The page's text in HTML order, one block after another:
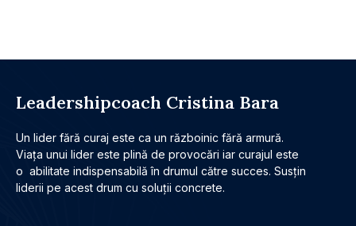
Leadershipcoach Cristina Bara
Un lider fără curaj este ca un războinic fără armură.
Viața unui lider este plină de provocări iar curajul este
o abilitate indispensabilă în drumul către succes. Susțin
liderii pe acest drum cu soluții concrete.